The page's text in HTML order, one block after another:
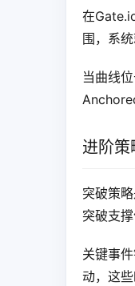
在
围，系
当曲线
进阶
突破策
突破支
关键事
动，这